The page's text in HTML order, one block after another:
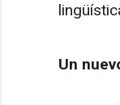
Un